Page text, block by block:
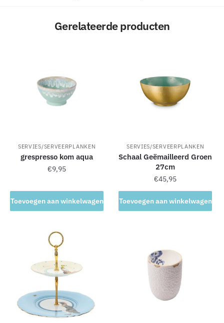
Gerelateerde producten
SERVIES/SERVEERPLANKEN
grespresso kom aqua
€9,95
Toevoegen aan winkelwagen
SERVIES/SERVEERPLANKEN
Schaal Geëmailleerd Groen
27cm
€45,95
Toevoegen aan winkelwagen